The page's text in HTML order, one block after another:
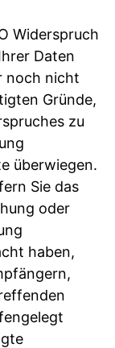
Widerspruch
Daten
noch nicht
Gründe,
zu
überwiegen.
Sie das
oder
haben,